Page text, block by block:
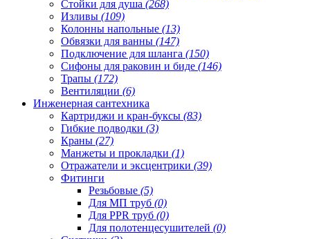
Стойки для душа (268)
Изливы (109)
Колонны напольные (13)
Обвязки для ванны (147)
Подключение для шланга (150)
Сифоны для раковин и биде (146)
Трапы (172)
Вентиляции (6)
Инженерная сантехника
Картриджи и кран-буксы (83)
Гибкие подводки (3)
Краны (27)
Манжеты и прокладки (1)
Отражатели и эксцентрики (39)
Фитинги
Резьбовые (5)
Для МП труб (0)
Для PPR труб (0)
Для полотенцесушителей (0)